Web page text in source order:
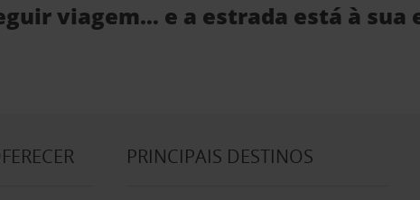
viagem… e a estrada está à sua
PRINCIPAIS DESTINOS